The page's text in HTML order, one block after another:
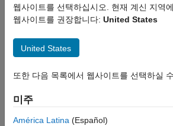
Add
specific
numbers
to a plot
Ivan
Mich
2021 1월
웹사이트를 선택하십시오. 현재 계신 지역
웹사이트를 권장합니다: United States
United States
또한 다음 목록에서 웹사이트를 선택하실
미주
América Latina (Español)